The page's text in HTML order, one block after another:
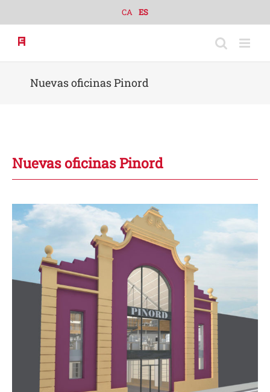
content
CA ES
Nuevas oficinas Pinord
Nuevas oficinas Pinord